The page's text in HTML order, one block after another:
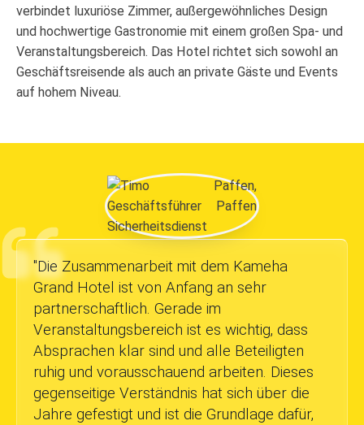
verbindet luxuriöse Zimmer, außergewöhnliches Design
und hochwertige Gastronomie mit einem großen Spa- und
Veranstaltungsbereich. Das Hotel richtet sich sowohl an
Geschäftsreisende als auch an private Gäste und Events
auf hohem Niveau.
"Die Zusammenarbeit mit dem Kameha
Grand Hotel ist von Anfang an sehr
partnerschaftlich. Gerade im
Veranstaltungsbereich ist es wichtig, dass
Absprachen klar sind und alle Beteiligten
ruhig und vorausschauend arbeiten. Dieses
gegenseitige Verständnis hat sich über die
Jahre gefestigt und ist die Grundlage dafür,